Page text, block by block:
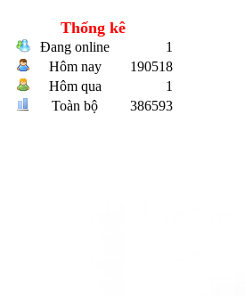
Thống kê
Đang online
1
Hôm nay
190518
Hôm qua
1
Toàn bộ
386593